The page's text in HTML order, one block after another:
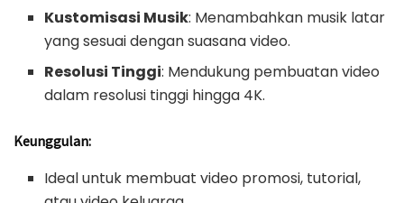
Kustomisasi Musik: Menambahkan musik latar
yang sesuai dengan suasana video.
Resolusi Tinggi: Mendukung pembuatan video
dalam resolusi tinggi hingga 4K.
Keunggulan:
Ideal untuk membuat video promosi, tutorial,